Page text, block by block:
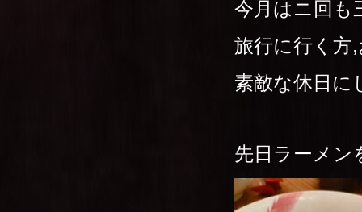
今月はニ回も
旅行に行く方
素敵な休日
先日ラーメン